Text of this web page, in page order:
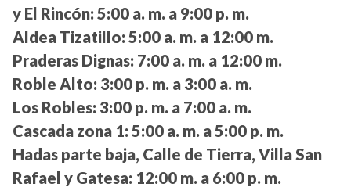
y El Rincón: 5:00 a. m. a 9:00 p. m.
Aldea Tizatillo: 5:00 a. m. a 12:00 m.
Praderas Dignas: 7:00 a. m. a 12:00 m.
Roble Alto: 3:00 p. m. a 3:00 a. m.
Los Robles: 3:00 p. m. a 7:00 a. m.
Cascada zona 1: 5:00 a. m. a 5:00 p. m.
Hadas parte baja, Calle de Tierra, Villa San
Rafael y Gatesa: 12:00 m. a 6:00 p. m.